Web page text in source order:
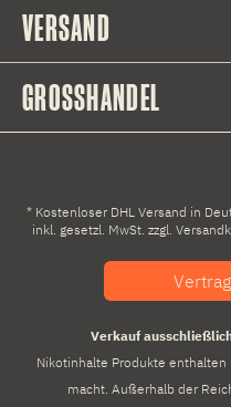
VERSAND
GROSSHANDEL
* Kostenloser DHL Versand in
inkl. gesetzl. MwSt. zzgl.
Verkauf
Nikotinhalte Produkte
macht. Außerhalb der